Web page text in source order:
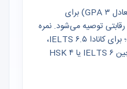
معمولاً معدل بالای ۱۴ از ۲۰ (یا معادل GPA ۳) برای
رقابتی توصیه می‌شود. نمره
زبان بسته به رشته متفاوت است؛ برای کانادا IELTS ۶.۵،
اسپانیا DELE/B2 یا انگلیسی، چین IELTS ۶ یا HSK ۴